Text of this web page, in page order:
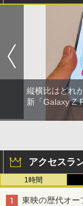
縦横比はどれ
新「Galaxy Z
アクセスラ
1時間
東映の歴代オー